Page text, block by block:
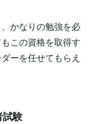
かなりの勉強を必
この資格を取得す
ーを任せてもらえ
験